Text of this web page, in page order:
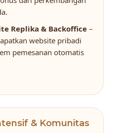
Replika & Backoffice –
website pribadi
pemesanan otomatis
& Komunitas